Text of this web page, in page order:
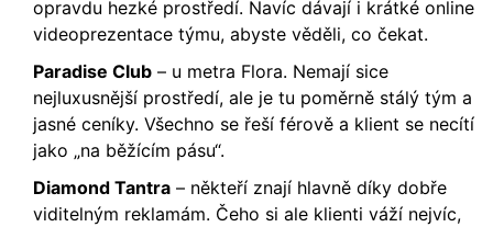
opravdu hezké prostředí. Navíc dávají i krátké online
videoprezentace týmu, abyste věděli, co čekat.
Paradise Club – u metra Flora. Nemají sice
nejluxusnější prostředí, ale je tu poměrně stálý tým a
jasné ceníky. Všechno se řeší férově a klient se necítí
jako „na běžícím pásu“.
Diamond Tantra – někteří znají hlavně díky dobře
viditelným reklamám. Čeho si ale klienti váží nejvíc,